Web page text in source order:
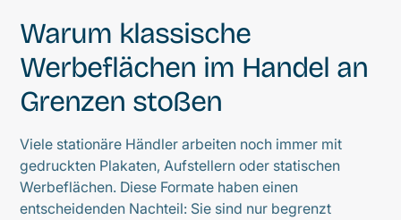
Warum klassische
Werbeflächen im Handel an
Grenzen stoßen
Viele stationäre Händler arbeiten noch immer mit
gedruckten Plakaten, Aufstellern oder statischen
Werbeflächen. Diese Formate haben einen
entscheidenden Nachteil: Sie sind nur begrenzt